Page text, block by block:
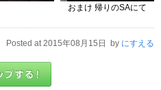
おまけ 帰りのSAにて
Posted at 2015年08月15日 by にすえる